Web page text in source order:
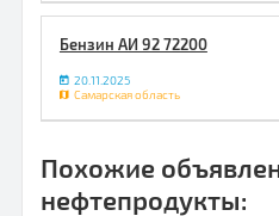
Бензин АИ 92 72200
20.11.2025
Самарская область
Похожие
нефтепродукты: